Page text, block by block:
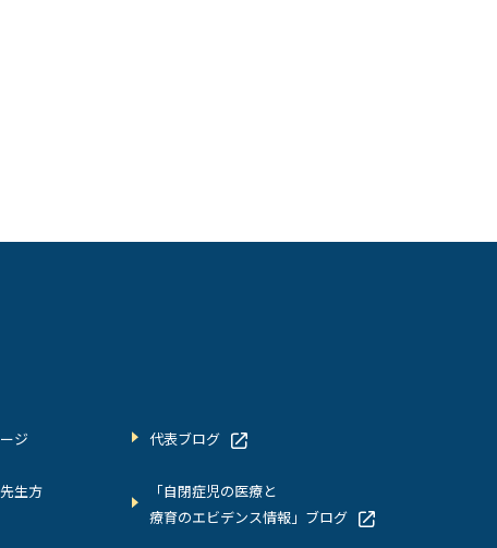
ジ
生方
代表ブログ
「自閉症児の医療と
療育のエビデンス情報」ブログ